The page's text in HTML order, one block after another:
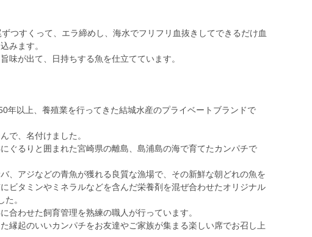
つすくって、エラ締めし、海水でフリフリ血抜きしてできるだけ血
みます。
味が出て、日持ちする魚を仕立てています。
年以上、養殖業を行ってきた結城水産のプライベートブランドで
で、名付けました。
ぐるりと囲まれた宮崎県の離島、島浦島の海で育てたカンパチで
、アジなどの青魚が獲れる良質な漁場で、その新鮮な朝どれの魚を
ビタミンやミネラルなどを含んだ栄養剤を混ぜ合わせたオリジナル
。
合わせた飼育管理を熟練の職人が行っています。
縁起のいいカンパチをお友達やご家族が集まる楽しい席でお召し上